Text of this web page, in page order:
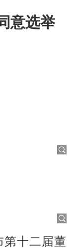
意选举
第十二届董